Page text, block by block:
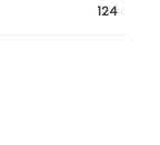
124